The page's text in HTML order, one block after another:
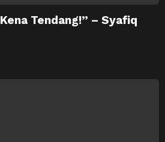
Tendang!” – Syafiq